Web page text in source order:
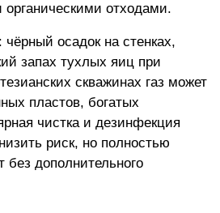
отходами.
осадок на стенках,
запах тухлых яиц при
скважинах газ может
пластов, богатых
чистка и дезинфекция
риск, но полностью
без дополнительного